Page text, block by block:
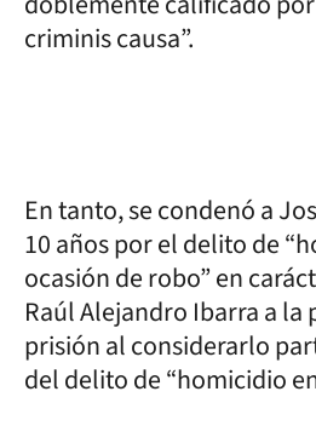
criminis causa”.
En tanto, se condenó a
10 años por el delito de
ocasión de robo” en
Raúl Alejandro Ibarra a la
prisión al considerarlo
del delito de “homicidio